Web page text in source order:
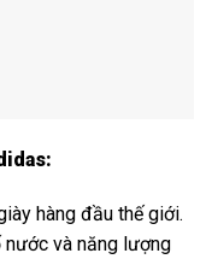
hàng đầu thế giới.
nước và năng lượng